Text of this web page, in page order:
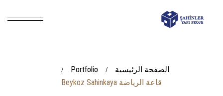
الصفحة الرئيسية /
Portfolio
/
قاعة الرياضة Beykoz Sahinkaya